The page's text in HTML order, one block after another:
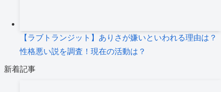
【ラブトランジット】ありさが嫌いといわれる理由は？
性格悪い説を調査！現在の活動は？
新着記事